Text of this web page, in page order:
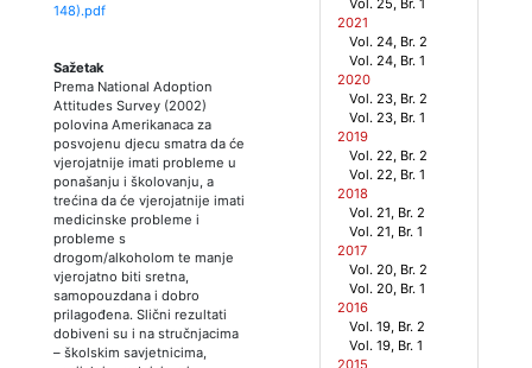
148).pdf
Sažetak
Prema National Adoption
Attitudes Survey (2002)
polovina Amerikanaca za
posvojenu djecu smatra da će
vjerojatnije imati probleme u
ponašanju i školovanju, a
trećina da će vjerojatnije imati
medicinske probleme i
probleme s
drogom/alkoholom te manje
vjerojatno biti sretna,
samopouzdana i dobro
prilagođena. Slični rezultati
dobiveni su i na stručnjacima
– školskim savjetnicima,
2021
Vol. 24, Br. 2
Vol. 24, Br. 1
2020
Vol. 23, Br. 2
Vol. 23, Br. 1
2019
Vol. 22, Br. 2
Vol. 22, Br. 1
2018
Vol. 21, Br. 2
Vol. 21, Br. 1
2017
Vol. 20, Br. 2
Vol. 20, Br. 1
2016
Vol. 19, Br. 2
Vol. 19, Br. 1
2015